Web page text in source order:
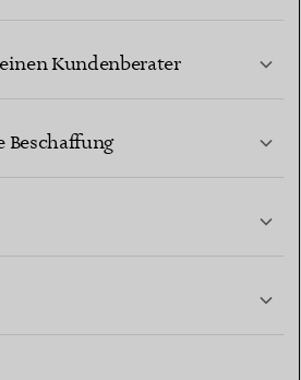
Kundenberater
Beschaffung